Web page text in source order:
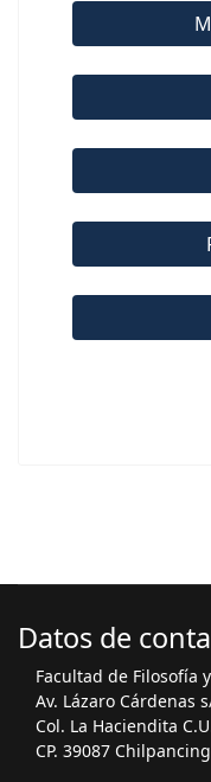
Datos de
Facultad de Filosofía
Av. Lázaro Cárdenas
Col. La Haciendita
CP. 39087